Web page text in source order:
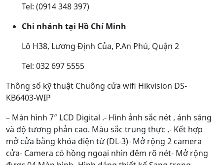
Tel: (0914 348 397)
Chi nhánh tại Hồ Chí Minh
Lô H38, Lương Định Của, P.An Phú, Quận 2
Tel: 032 697 5555
Thông số kỹ thuật Chuông cửa wifi Hikvision DS-
KB6403-WIP
– Màn hình 7″ LCD Digital .- Hình ảnh sắc nét , ánh sáng
và độ tương phản cao. Màu sắc trung thực ,- Kết hợp
mở cửa bằng khóa điện từ (DL-3)- Mở rộng 2 camera
cửa- Camera có hồng ngoại nhìn đêm rõ nét- Mở rộng